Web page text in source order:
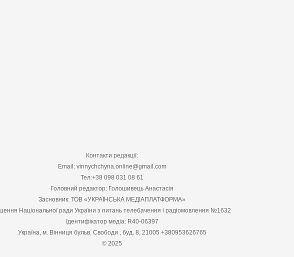
Контакти редакції:
Email: vinnychchyna.online@gmail.com
Тел:+38 098 031 08 61
Головний редактор: Голошивець Анастасія
Засновник: ТОВ «УКРАЇНСЬКА МЕДІАПЛАТФОРМА»
Національної ради України з питань телебачення і радіомовлення №1632
Ідентифікатор медіа: R40-06397
Україна, м. Вінниця бульв. Свободи , буд. 8, 21005 +380953626765
© 2025